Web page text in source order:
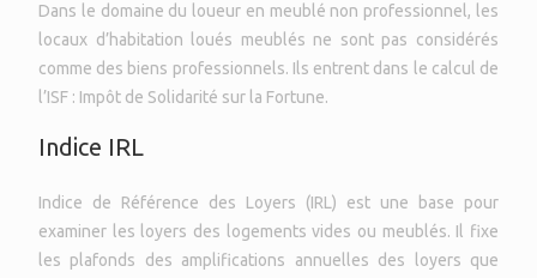
Dans le domaine du loueur en meublé non professionnel, les
locaux d’habitation loués meublés ne sont pas considérés
comme des biens professionnels. Ils entrent dans le calcul de
l’ISF : Impôt de Solidarité sur la Fortune.
Indice IRL
Indice de Référence des Loyers (IRL) est une base pour
examiner les loyers des logements vides ou meublés. Il fixe
les plafonds des amplifications annuelles des loyers que